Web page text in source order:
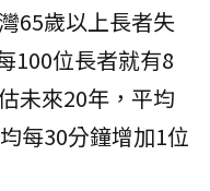
65歲以上長者失
100位長者就有8
未來20年，平均
每30分鐘增加1位